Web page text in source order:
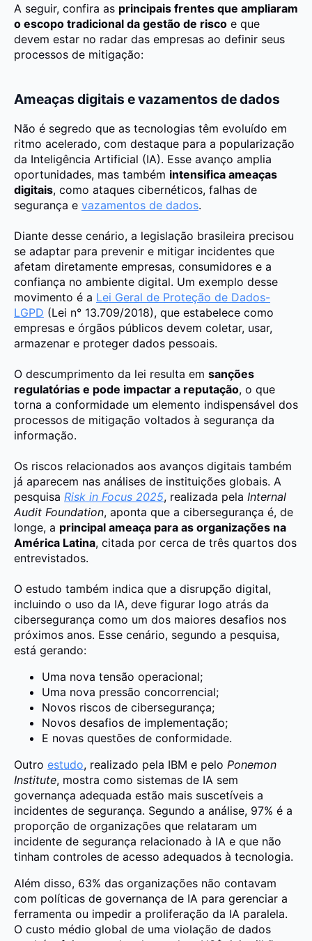
A seguir, confira as principais frentes que ampliaram
o escopo tradicional da gestão de risco e que
devem estar no radar das empresas ao definir seus
processos de mitigação:
Ameaças digitais e vazamentos de dados
Não é segredo que as tecnologias têm evoluído em
ritmo acelerado, com destaque para a popularização
da Inteligência Artificial (IA). Esse avanço amplia
oportunidades, mas também intensifica ameaças
digitais, como ataques cibernéticos, falhas de
segurança e vazamentos de dados.
Diante desse cenário, a legislação brasileira precisou
se adaptar para prevenir e mitigar incidentes que
afetam diretamente empresas, consumidores e a
confiança no ambiente digital. Um exemplo desse
movimento é a Lei Geral de Proteção de Dados-
LGPD (Lei n° 13.709/2018), que estabelece como
empresas e órgãos públicos devem coletar, usar,
armazenar e proteger dados pessoais.
O descumprimento da lei resulta em sanções
regulatórias e pode impactar a reputação, o que
torna a conformidade um elemento indispensável dos
processos de mitigação voltados à segurança da
informação.
Os riscos relacionados aos avanços digitais também
já aparecem nas análises de instituições globais. A
pesquisa Risk in Focus 2025, realizada pela Internal
Audit Foundation, aponta que a cibersegurança é, de
longe, a principal ameaça para as organizações na
América Latina, citada por cerca de três quartos dos
entrevistados.
O estudo também indica que a disrupção digital,
incluindo o uso da IA, deve figurar logo atrás da
cibersegurança como um dos maiores desafios nos
próximos anos. Esse cenário, segundo a pesquisa,
está gerando:
Uma nova tensão operacional;
Uma nova pressão concorrencial;
Novos riscos de cibersegurança;
Novos desafios de implementação;
E novas questões de conformidade.
Outro estudo, realizado pela IBM e pelo Ponemon
Institute, mostra como sistemas de IA sem
governança adequada estão mais suscetíveis a
incidentes de segurança. Segundo a análise, 97% é a
proporção de organizações que relataram um
incidente de segurança relacionado à IA e que não
tinham controles de acesso adequados à tecnologia.
Além disso, 63% das organizações não contavam
com políticas de governança de IA para gerenciar a
ferramenta ou impedir a proliferação da IA ​​paralela.
O custo médio global de uma violação de dados